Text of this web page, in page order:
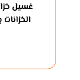
غسيل